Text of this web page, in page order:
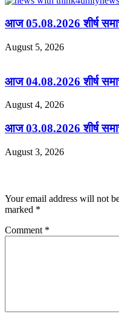
आज 05.08.2026 शीर्ष
August 5, 2026
आज 04.08.2026 शीर्ष
August 4, 2026
आज 03.08.2026 शीर्ष
August 3, 2026
Your email address will not
marked *
Comment *